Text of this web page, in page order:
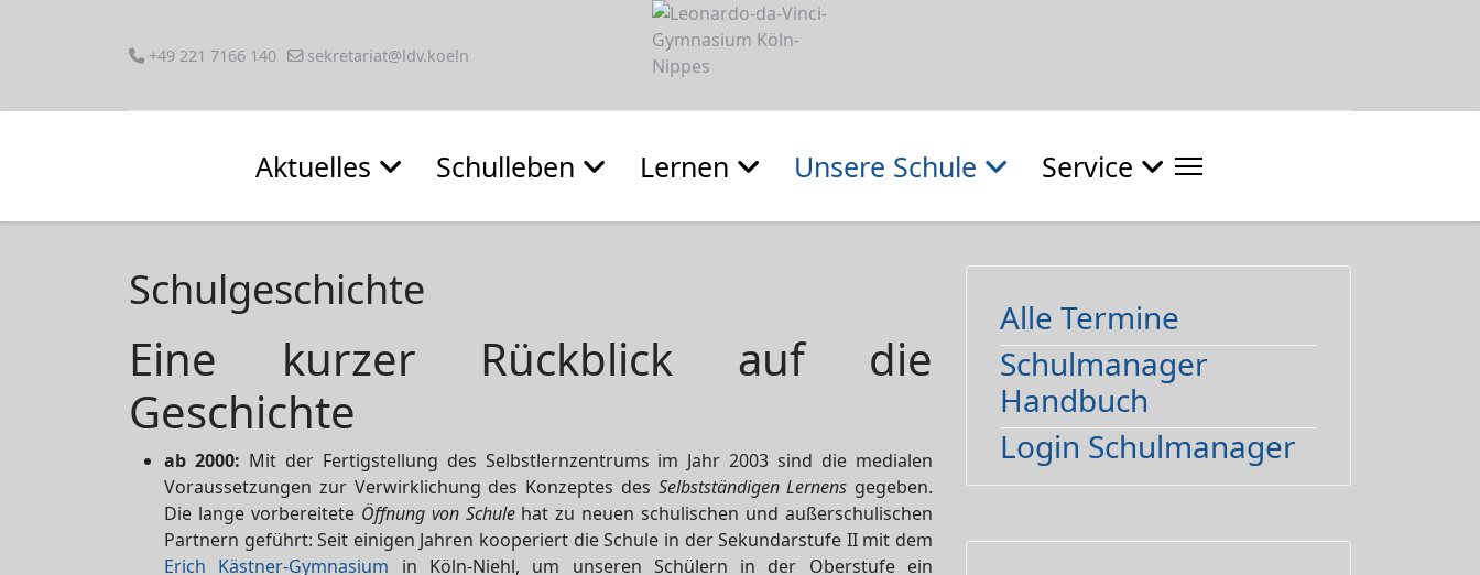
+49 221 7166 140 sekretariat@ldv.koeln
Aktuelles Schulleben Lernen Unsere Schule Service
Schulgeschichte
Eine kurzer Rückblick auf die
Geschichte
ab 2000: Mit der Fertigstellung des Selbstlernzentrums im Jahr 2003 sind die medialen
Voraussetzungen zur Verwirklichung des Konzeptes des Selbstständigen Lernens gegeben.
Die lange vorbereitete Öffnung von Schulehat zu neuen schulischen und außerschulischen
Partnern geführt: Seit einigen Jahren kooperiert die Schule in der Sekundarstufe II mit dem
Erich Kästner-Gymnasium in Köln-Niehl, um unseren Schülern in der Oberstufe ein
Alle Termine
Schulmanager
Handbuch
Login Schulmanager